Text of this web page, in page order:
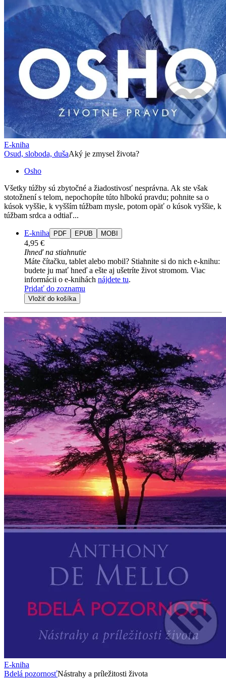
E-kniha
Osud, sloboda, dušaAký je zmysel života?
Osho
Všetky túžby sú zbytočné a žiadostivosť nesprávna. Ak ste však
stotožnení s telom, nepochopíte túto hlbokú pravdu; pohnite sa o
kúsok vyššie, k vyšším túžbam mysle, potom opäť o kúsok vyššie, k
túžbam srdca a odtiaľ...
E-kniha PDF EPUB MOBI
4,95 €
Ihneď na stiahnutie
Máte čítačku, tablet alebo mobil? Stiahnite si do nich e-knihu:
budete ju mať hneď a ešte aj ušetríte život stromom. Viac
informácii o e-knihách nájdete tu.
Pridať do zoznamu
Vložiť do košíka
E-kniha
Bdelá pozornosťNástrahy a príležitosti života